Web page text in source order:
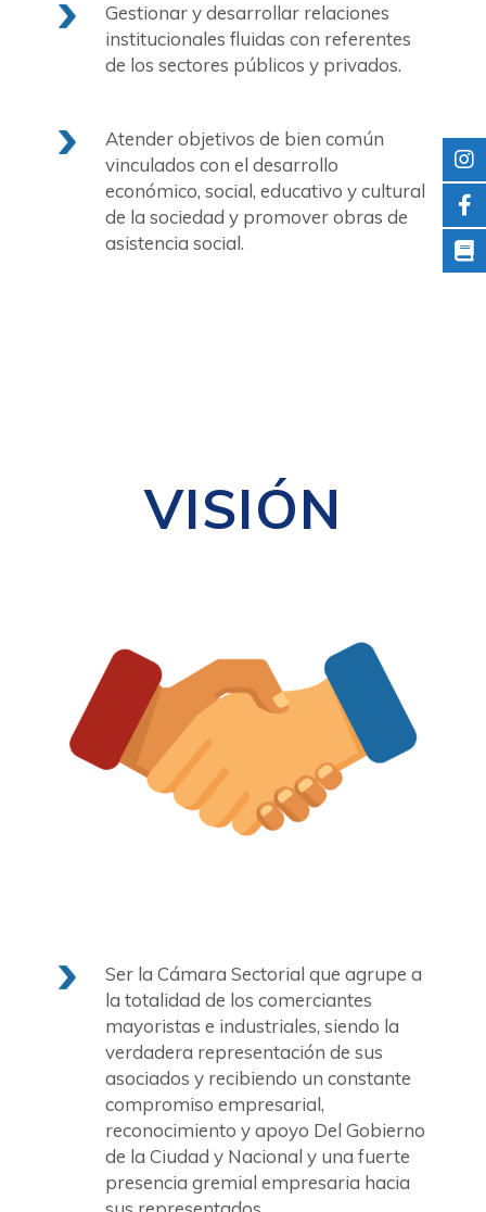
Gestionar y desarrollar relaciones
institucionales fluidas con referentes
de los sectores públicos y privados.
Atender objetivos de bien común
vinculados con el desarrollo
económico, social, educativo y cultural
de la sociedad y promover obras de
asistencia social.
VISIÓN
Ser la Cámara Sectorial que agrupe a
la totalidad de los comerciantes
mayoristas e industriales, siendo la
verdadera representación de sus
asociados y recibiendo un constante
compromiso empresarial,
reconocimiento y apoyo Del Gobierno
de la Ciudad y Nacional y una fuerte
presencia gremial empresaria hacia